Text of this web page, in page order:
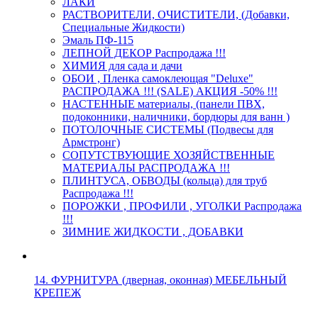
РАСТВОРИТЕЛИ, ОЧИСТИТЕЛИ, (Добавки,
Специальные Жидкости)
Эмаль ПФ-115
ЛЕПНОЙ ДЕКОР Распродажа !!!
ХИМИЯ для сада и дачи
ОБОИ , Пленка самоклеющая "Deluxe"
РАСПРОДАЖА !!! (SALE) АКЦИЯ -50% !!!
НАСТЕННЫЕ материалы, (панели ПВХ,
подоконники, наличники, бордюры для ванн )
ПОТОЛОЧНЫЕ СИСТЕМЫ (Подвесы для
Армстронг)
СОПУТСТВУЮЩИЕ ХОЗЯЙСТВЕННЫЕ
МАТЕРИАЛЫ РАСПРОДАЖА !!!
ПЛИНТУСА, ОБВОДЫ (кольца) для труб
Распродажа !!!
ПОРОЖКИ , ПРОФИЛИ , УГОЛКИ Распродажа
!!!
ЗИМНИЕ ЖИДКОСТИ , ДОБАВКИ
14. ФУРНИТУРА (дверная, оконная) МЕБЕЛЬНЫЙ
КРЕПЕЖ